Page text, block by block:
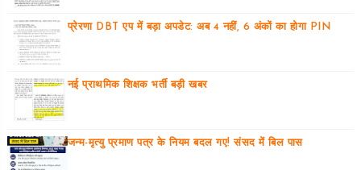
प्रेरणा DBT एप में बड़ा अपडेट: अब 4 नहीं, 6 अंकों का होगा PIN
नई प्राथमिक शिक्षक भर्ती बड़ी खबर
जन्म-मृत्यु प्रमाण पत्र के नियम बदल गए! संसद में बिल पास